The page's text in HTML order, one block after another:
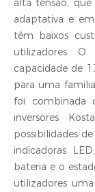
alta tensão,
adaptativa e
têm baixos
utilizadores.
capacidade de
para uma
foi combinada
inversores
possibilidades
indicadoras
bateria e o
utilizadores